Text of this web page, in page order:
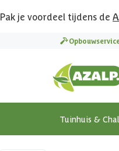
Pak je voordeel tijdens de
Tuinhuis &